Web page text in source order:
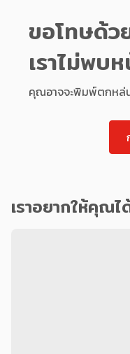
ขอโทษด้ว
เราไม่พบ
คุณอาจจะพิมพ์ตกหล่
เราอยากให้คุณไ